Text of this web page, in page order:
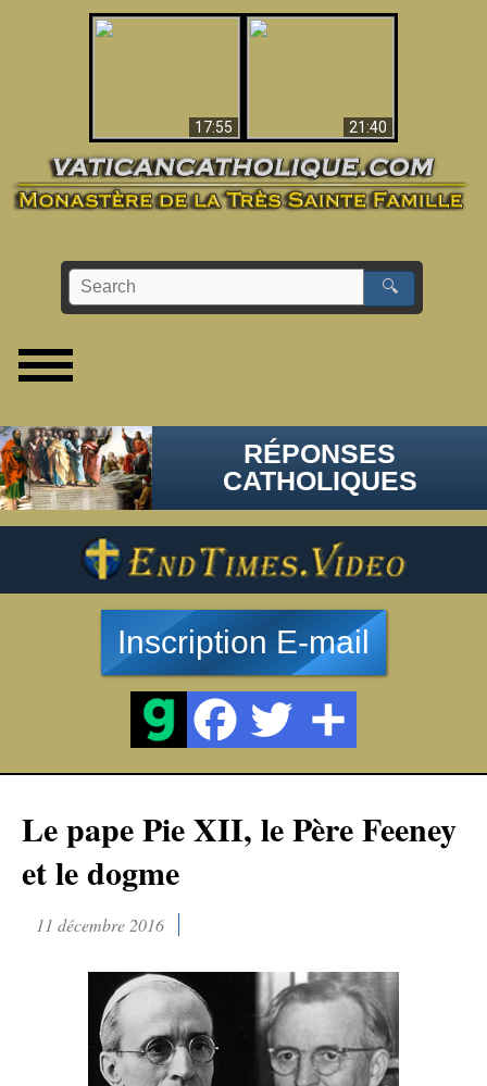
17:55
21:40
🔍
RÉPONSES
CATHOLIQUES
Inscription E-mail
Le pape Pie XII, le Père Feeney
et le dogme
11 décembre 2016